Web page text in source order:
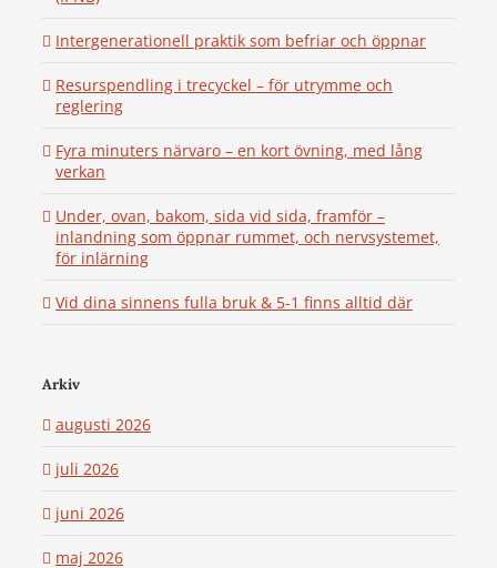
Intergenerationell praktik som befriar och öppnar
Resurspendling i trecyckel – för utrymme och
reglering
Fyra minuters närvaro – en kort övning, med lång
verkan
Under, ovan, bakom, sida vid sida, framför –
inlandning som öppnar rummet, och nervsystemet,
för inlärning
Vid dina sinnens fulla bruk & 5-1 finns alltid där
Arkiv
augusti 2026
juli 2026
juni 2026
maj 2026